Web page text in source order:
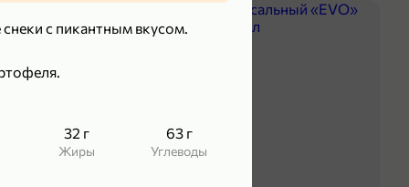
с пикантным вкусом.
32 г
Жиры
63 г
Углеводы